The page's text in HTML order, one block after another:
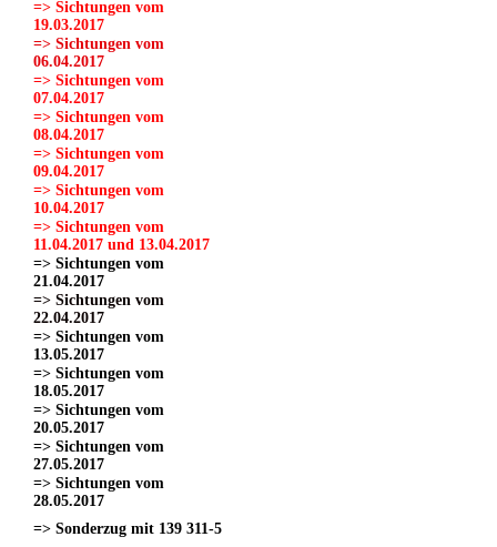
=> Sichtungen vom
19.03.2017
=> Sichtungen vom
06.04.2017
=> Sichtungen vom
07.04.2017
=> Sichtungen vom
08.04.2017
=> Sichtungen vom
09.04.2017
=> Sichtungen vom
10.04.2017
=> Sichtungen vom
11.04.2017 und 13.04.2017
=> Sichtungen vom
21.04.2017
=> Sichtungen vom
22.04.2017
=> Sichtungen vom
13.05.2017
=> Sichtungen vom
18.05.2017
=> Sichtungen vom
20.05.2017
=> Sichtungen vom
27.05.2017
=> Sichtungen vom
28.05.2017
=> Sonderzug mit 139 311-5